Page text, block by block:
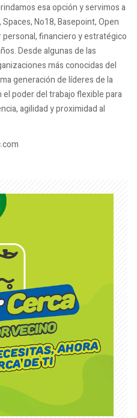
esa opción y servimos a
No18, Basepoint, Open
financiero y estratégico
Desde algunas de las
más conocidas del
generación de líderes de la
poder del trabajo flexible para
agilidad y proximidad al